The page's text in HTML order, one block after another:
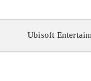
Ubisoft